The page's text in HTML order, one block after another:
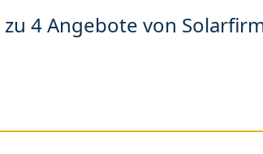
4 Angebote von